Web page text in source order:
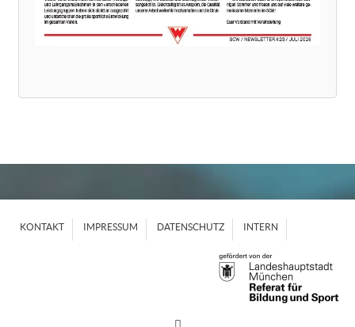
KONTAKT IMPRESSUM DATENSCHUTZ INTERN